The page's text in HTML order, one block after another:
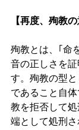
【再度、殉教
殉教とは、｢命
音の正しさを
す。殉教の型
であること自
教を拒否して
端として処刑